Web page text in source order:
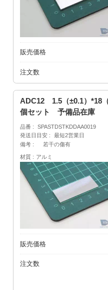
販売価格
注文数
ADC12 1.5（±0.1）*18
個セット 予備品在庫
品番
SPASTDSTKDDAA0019
発送日目安
最短2営業日
備考
若干の傷有
材質 アルミ
販売価格
注文数